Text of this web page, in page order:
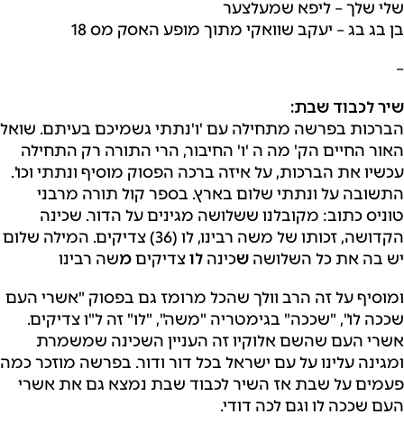
שלי שלך – ליפא שמעלצער
בן בג בג – יעקב שוואקי מתוך מופע האסק מס 18
–
שיר לכבוד שבת:
הברכות בפרשה מתחילה עם 'ו'נתתי גשמיכם בעיתם. שואל
האור החיים הק' מה ה 'ו' החיבור, הרי התורה רק התחילה
עכשיו את הברכות, על איזה ברכה הפסוק מוסיף ונתתי וכו'.
התשובה על ונתתי שלום בארץ. בספר קול תורה מרבני
טוניס כתוב: מקובלנו ששלושה מגינים על הדור. שכינה
הקדושה, זכותו של משה רבינו, לו (36) צדיקים. המילה שלום
יש בה את כל השלושה שכינה לוצדיקיםמשה רבינו
ומוסיף על זה הרב וולך שהכל מרומז גם בפסוק "אשרי העם
שככה לו", "שככה" בגימטריה "משה", "לו" זה ל"ו צדיקים.
אשרי העם שהשם אלוקיו זה העניין השכינה שמשמרת
ומגינה עלינו על עם ישראל בכל דור ודור. בפרשה מוזכר כמה
פעמים על שבת אז השיר לכבוד שבת נמצא גם את אשרי
העם שככה לו וגם לכה דודי.